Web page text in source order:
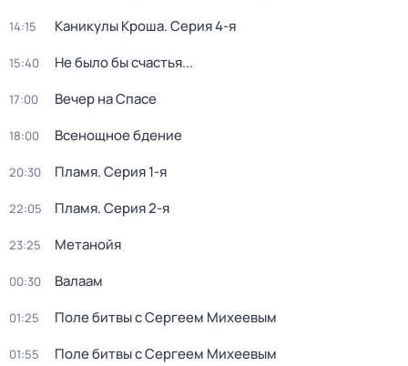
14:15 Каникулы Кроша. Серия 4-я
15:40 Не было бы счастья...
17:00 Вечер на Спасе
18:00 Всенощное бдение
20:30 Пламя. Серия 1-я
22:05 Пламя. Серия 2-я
23:25 Метанойя
00:30 Валаам
01:25 Поле битвы с Сергеем Михеевым
01:55 Поле битвы с Сергеем Михеевым